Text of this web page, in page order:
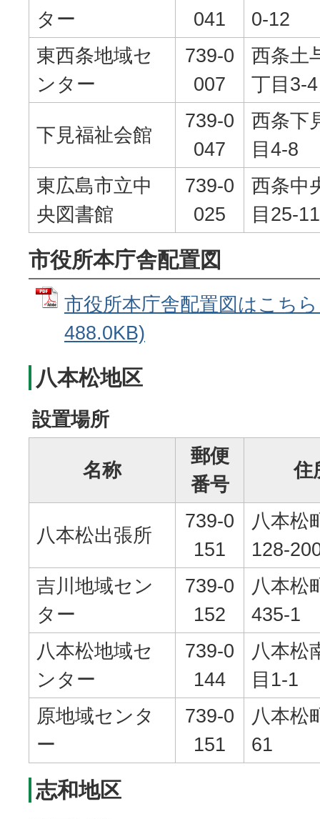
ター
041
0-12
東西条地域セ
ンター
739-0
007
西条土
丁目3-4
下見福祉会館
739-0
047
西条下
目4-8
東広島市立中
央図書館
739-0
025
西条中
目25-11
市役所本庁舎配置図
市役所本庁舎配置図はこち
488.0KB)
八本松地区
設置場所
名称
郵便
番号
住
八本松出張所
739-0
151
八本松
128-
吉川地域セン
ター
739-0
152
八本松
435-1
八本松地域セ
ンター
739-0
144
八本松
目1-1
原地域センタ
ー
739-0
151
八本松
61
志和地区